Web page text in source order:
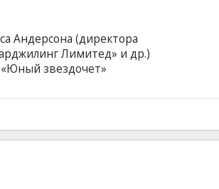
Андерсона (директора
Лимитед» и др.)
звездочет»
меняют весь мир. В
актерский ансамбль
Марго Робби, Тильда
на латышском язык.